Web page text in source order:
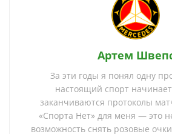
Артем
За эти годы я понял одну
настоящий спорт
заканчиваются протоколы
«Спорта Нет» для меня — это
возможность снять розовые